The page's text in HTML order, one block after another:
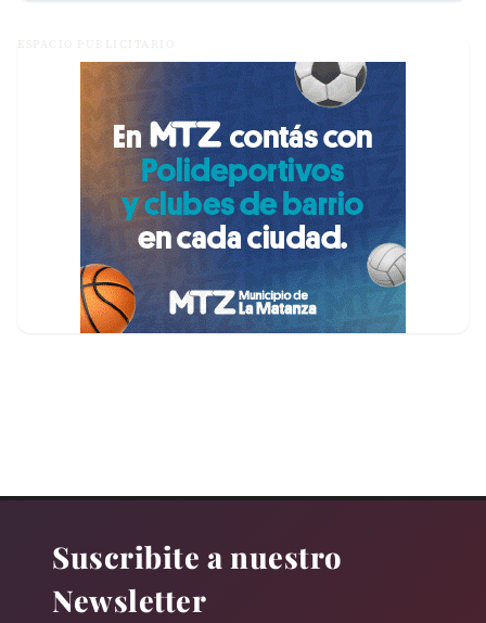
ESPACIO PUBLICITARIO
Suscribite a nuestro
Newsletter